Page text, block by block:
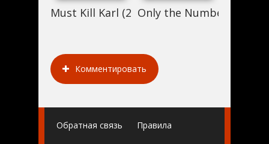
Must Kill Karl (2017)Only the Number Seven
Комментировать
Обратная связь Правила